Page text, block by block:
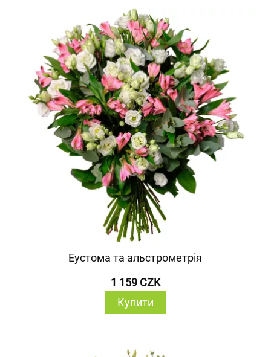
Еустома та альстрометрія
1 159 CZK
Купити